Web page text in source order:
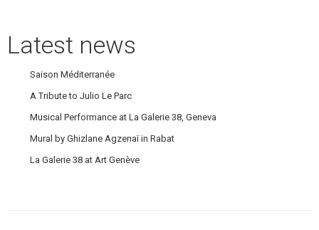
Latest news
Saison Méditerranée
A Tribute to Julio Le Parc
Musical Performance at La Galerie 38, Geneva
Mural by Ghizlane Agzenaï in Rabat
La Galerie 38 at Art Genève